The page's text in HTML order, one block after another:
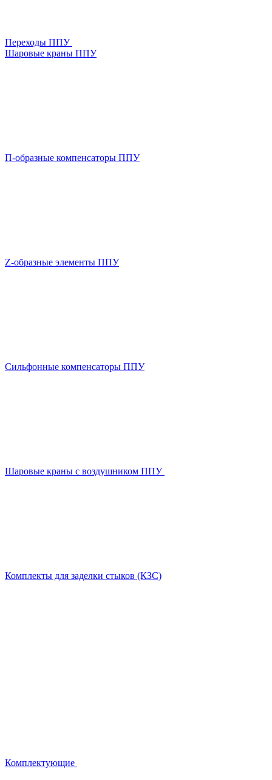
Переходы ППУ
Шаровые краны ППУ
П-образные компенсаторы ППУ
Z-образные элементы ППУ
Сильфонные компенсаторы ППУ
Шаровые краны с воздушником ППУ
Комплекты для заделки стыков (КЗС)
Комплектующие